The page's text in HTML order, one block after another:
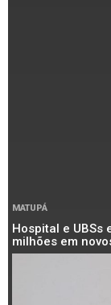
MATUPÁ
Hospital e UBSs
milhões em